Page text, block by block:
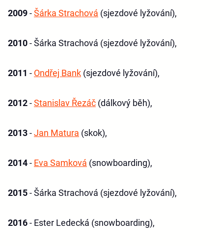
2009-Šárka Strachová (sjezdové lyžování),
2010- Šárka Strachová (sjezdové lyžování),
2011 - Ondřej Bank (sjezdové lyžování),
2012-Stanislav Řezáč (dálkový běh),
2013-Jan Matura (skok),
2014- Eva Samková (snowboarding),
2015- Šárka Strachová (sjezdové lyžování),
2016- Ester Ledecká (snowboarding),